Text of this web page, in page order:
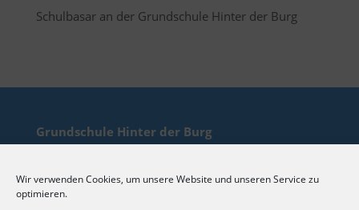
Wir verwenden Cookies, um unsere Website und unseren Service zu
optimieren.
Schulbasar an der Grundschule Hinter der Burg
Grundschule Hinter der Burg